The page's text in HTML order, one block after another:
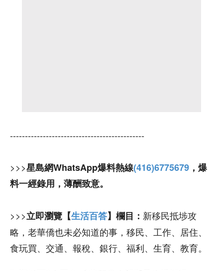
---------------------------------------------
>>>星島網WhatsApp爆料熱線(416)6775679 ，爆
料一經錄用，薄酬致意。
>>>立即瀏覽【生活百答】欄目： 新移民抵埗攻
略，老華僑也未必知道的事，移民、工作、居住、
食玩買、交通、報稅、銀行、福利、生育、教育。